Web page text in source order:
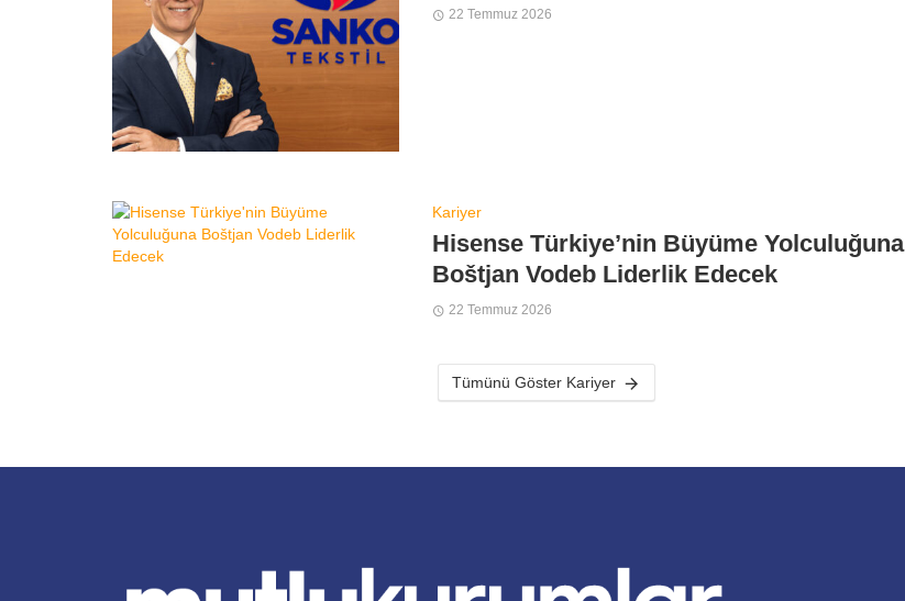
22 Temmuz 2026
Kariyer
Hisense Türkiye’nin Büyüme Yolculuğuna
Boštjan Vodeb Liderlik Edecek
22 Temmuz 2026
Tümünü Göster Kariyer